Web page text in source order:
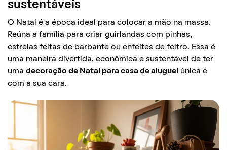
sustentáveis
O Natal é a época ideal para colocar a mão na massa.
Reúna a família para criar guirlandas com pinhas,
estrelas feitas de barbante ou enfeites de feltro. Essa é
uma maneira divertida, econômica e sustentável de ter
uma decoração de Natal para casa de aluguel
única e
com a sua cara.